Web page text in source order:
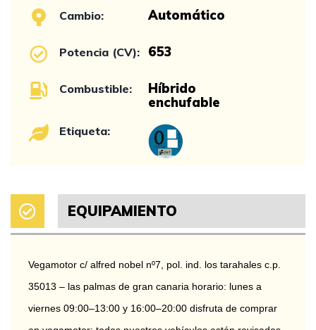
Cambio: Automático
Potencia (CV): 653
Combustible:
Híbrido
enchufable
Etiqueta:
EQUIPAMIENTO
Vegamotor c/ alfred nobel nº7, pol. ind. los tarahales c.p.
35013 – las palmas de gran canaria horario: lunes a
viernes 09:00–13:00 y 16:00–20:00 disfruta de comprar